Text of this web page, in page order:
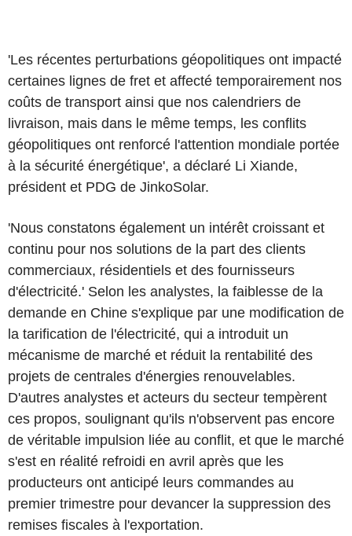
'Les récentes perturbations géopolitiques ont impacté
certaines lignes de fret et affecté temporairement nos
coûts de transport ainsi que nos calendriers de
livraison, mais dans le même temps, les conflits
géopolitiques ont renforcé l'attention mondiale portée
à la sécurité énergétique', a déclaré Li Xiande,
président et PDG de JinkoSolar.
'Nous constatons également un intérêt croissant et
continu pour nos solutions de la part des clients
commerciaux, résidentiels et des fournisseurs
d'électricité.' Selon les analystes, la faiblesse de la
demande en Chine s'explique par une modification de
la tarification de l'électricité, qui a introduit un
mécanisme de marché et réduit la rentabilité des
projets de centrales d'énergies renouvelables.
D'autres analystes et acteurs du secteur tempèrent
ces propos, soulignant qu'ils n'observent pas encore
de véritable impulsion liée au conflit, et que le marché
s'est en réalité refroidi en avril après que les
producteurs ont anticipé leurs commandes au
premier trimestre pour devancer la suppression des
remises fiscales à l'exportation.